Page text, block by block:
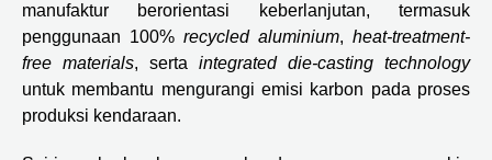
manufaktur berorientasi keberlanjutan, termasuk
penggunaan 100% recycled aluminium, heat-treatment-
free materials, serta integrated die-casting technology
untuk membantu mengurangi emisi karbon pada proses
produksi kendaraan.